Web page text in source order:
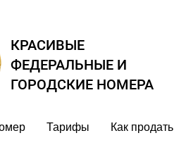
КРАСИВЫЕ
ФЕДЕРАЛЬНЫЕ И
ГОРОДСКИЕ НОМЕРА
Тарифы Как продать